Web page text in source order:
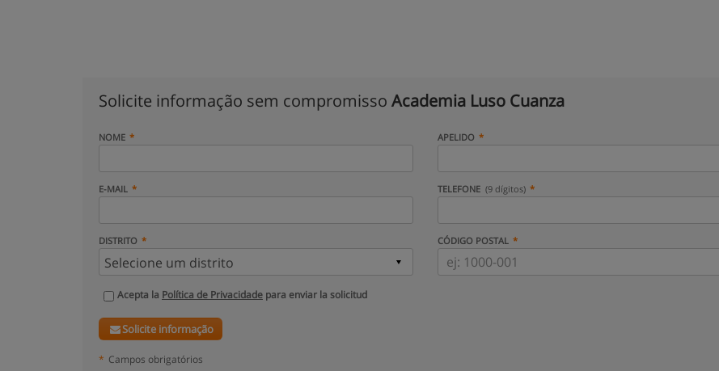
Solicite informação sem compromisso Academia Luso Cuanza
NOME APELIDO
E-MAIL TELEFONE (9 dígitos)
DISTRITO CÓDIGO POSTAL
Acepta la Política de Privacidade para enviar la solicitud
Solicite informação
* Campos obrigatórios